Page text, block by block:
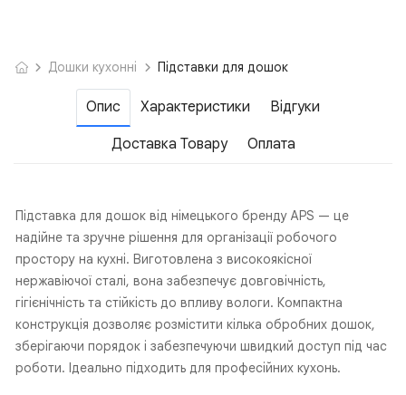
Дошки кухонні Підставки для дошок
Опис Характеристики Відгуки
Доставка Товару Оплата
Підставка для дошок від німецького бренду APS — це
надійне та зручне рішення для організації робочого
простору на кухні. Виготовлена з високоякісної
нержавіючої сталі, вона забезпечує довговічність,
гігієнічність та стійкість до впливу вологи. Компактна
конструкція дозволяє розмістити кілька обробних дошок,
зберігаючи порядок і забезпечуючи швидкий доступ під час
роботи. Ідеально підходить для професійних кухонь.